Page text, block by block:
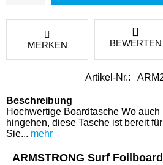
MERKEN BEWERTEN
Artikel-Nr.:
Beschreibung
Hochwertige Boardtasche Wo auch
hingehen, diese Tasche ist bereit
Sie... mehr
ARMSTRONG Surf